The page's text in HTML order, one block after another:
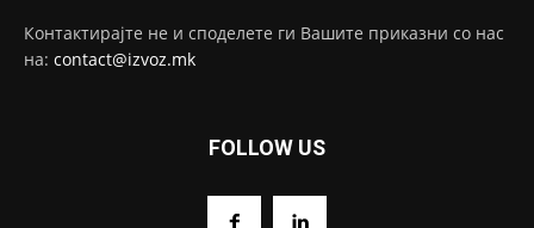
Контактирајте не и споделете ги Вашите приказни со нас
на: contact@izvoz.mk
FOLLOW US